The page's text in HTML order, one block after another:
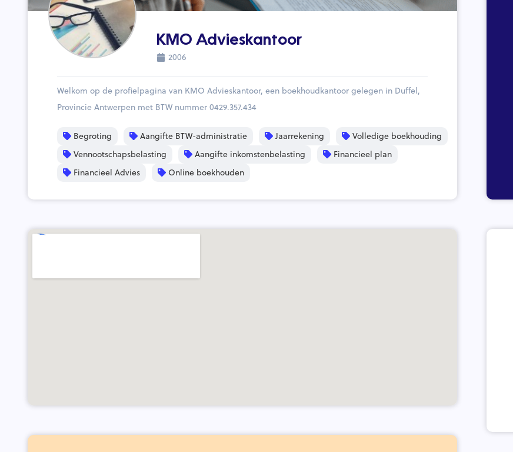
KMO Advieskantoor
2006
Welkom op de profielpagina van KMO Advieskantoor, een boekhoudkantoor gelegen in Duffel,
Provincie Antwerpen met BTW nummer 0429.357.434
Begroting Aangifte BTW-administratie Jaarrekening
Volledige boekhouding
Vennootschapsbelasting
Aangifte inkomstenbelasting
Financieel plan
Financieel Advies
Online boekhouden